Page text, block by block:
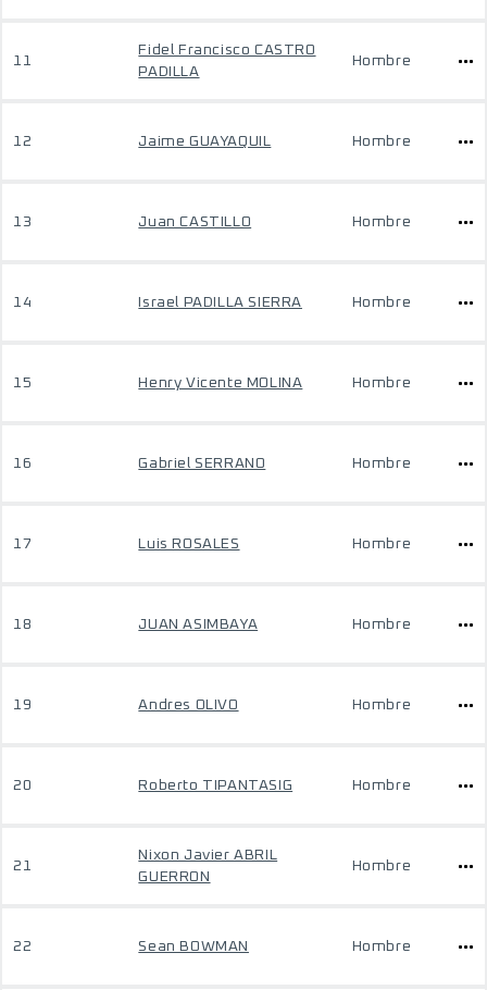
11
Fidel Francisco CASTRO
PADILLA
Hombre
12 Jaime GUAYAQUIL Hombre
13 Juan CASTILLO Hombre
14 Israel PADILLA SIERRA Hombre
15 Henry Vicente MOLINA Hombre
16 Gabriel SERRANO Hombre
17 Luis ROSALES Hombre
18 JUAN ASIMBAYA Hombre
19 Andres OLIVO Hombre
20 Roberto TIPANTASIG Hombre
21
Nixon Javier ABRIL
GUERRON
Hombre
22 Sean BOWMAN Hombre